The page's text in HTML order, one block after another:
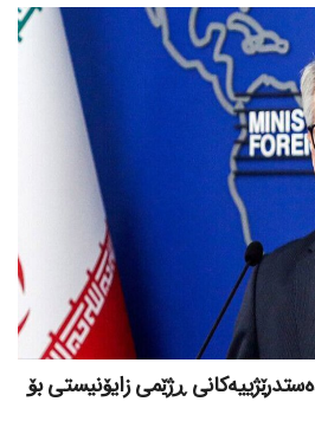
ڕژێمی زایۆنیستی بۆ